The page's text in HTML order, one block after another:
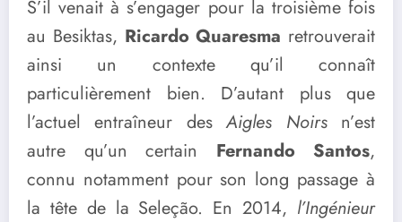
S’il venait à s’engager pour la troisième fois
au Besiktas, Ricardo Quaresma retrouverait
ainsi un contexte qu’il connaît
particulièrement bien. D’autant plus que
l’actuel entraîneur desAigles Noirsn’est
autre qu’un certain Fernando Santos,
connu notamment pour son long passage à
la tête de la Seleção. En 2014, l’Ingénieur